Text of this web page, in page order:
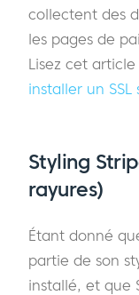
collectent des
les pages de
Lisez cet
installer un
Styling
rayures)
Étant donné
partie de son
installé, et que